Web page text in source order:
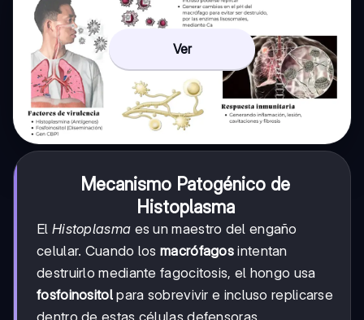
Ver
Mecanismo Patogénico de
Histoplasma
El Histoplasma es un maestro del engaño
celular. Cuando losmacrófagos intentan
destruirlo mediante fagocitosis, el hongo usa
fosfoinositolpara sobrevivir e incluso replicarse
dentro de estas células defensoras.